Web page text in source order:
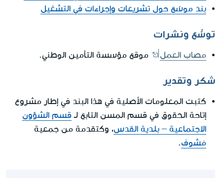
بند موسّع حول تشريعات وإجراءات في التشغيل
توسُّع ونشرات
مصاب العمل موقع مؤسسة التأمين الوطني.
شكر وتقدير
كتبت المعلومات الأصلية في هذا البند في إطار مشروع
إتاحة الحقوق في قسم المسن التابع لـ قسم الشؤون
الاجتماعية – بلدية القدس، وكتقدمة من جمعية
مَشوف.